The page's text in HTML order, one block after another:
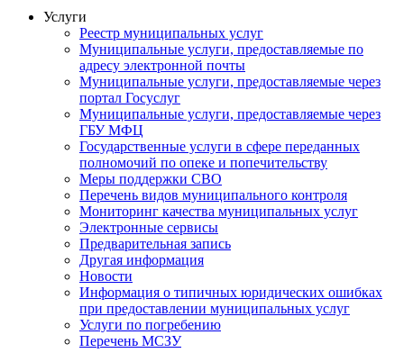
Услуги
Реестр муниципальных услуг
Муниципальные услуги, предоставляемые по
адресу электронной почты
Муниципальные услуги, предоставляемые через
портал Госуслуг
Муниципальные услуги, предоставляемые через
ГБУ МФЦ
Государственные услуги в сфере переданных
полномочий по опеке и попечительству
Меры поддержки СВО
Перечень видов муниципального контроля
Мониторинг качества муниципальных услуг
Электронные сервисы
Предварительная запись
Другая информация
Новости
Информация о типичных юридических ошибках
при предоставлении муниципальных услуг
Услуги по погребению
Перечень МСЗУ